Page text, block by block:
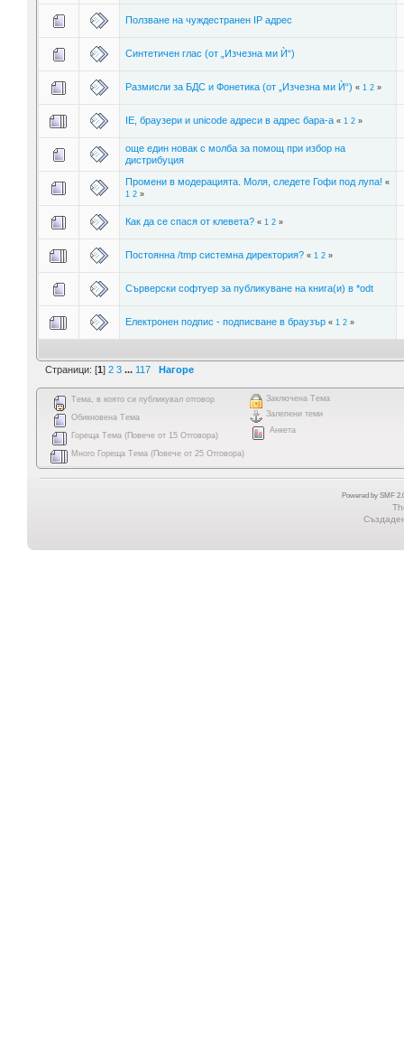
Ползване на чуждестранeн IP адрес
Синтетичен глас (от „Изчезна ми Ѝ“)
Размисли за БДС и Фонетика (от „Изчезна ми Ѝ“) « 1 2»
IE, браузери и unicode адреси в адрес бара-а « 1 2»
още един новак с молба за помощ при избор на
дистрибуция
Промени в модерацията. Моля, следете Гофи под лупа! «
1 2»
Как да се спася от клевета? « 1 2»
Постоянна /tmp системна директория? « 1 2»
Сърверски софтуер за публикуване на книга(и) в *odt
Електронен подпис - подписване в браузър « 1 2»
Страници: [1] 2 3 ... 117 Нагоре
Тема, в която си публикувал отговор
Обикновена Тема
Гореща Тема (Повече от 15 Отговора)
Много Гореща Тема (Повече от 25 Отговора)
Заключена Тема
Залепени теми
Анкета
Powered by SMF